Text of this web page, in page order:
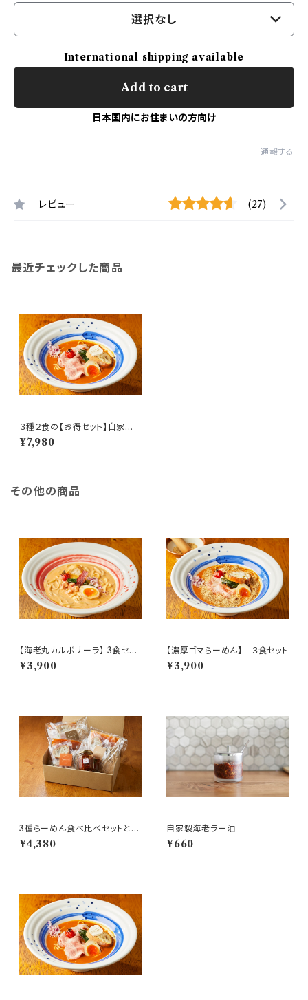
選択なし
International shipping available
Add to cart
日本国内にお住まいの方向け
通報する
レビュー (27)
最近チェックした商品
３種２食の【お得セット】自家製ラ
ー油付き
¥7,980
その他の商品
【海老丸カルボナーラ】 3食セッ
ト
¥3,900
【濃厚ゴマらーめん】 ３食セット
¥3,900
3種らーめん食べ比べセットと自
家製ラー油
¥4,380
自家製海老ラー油
¥660